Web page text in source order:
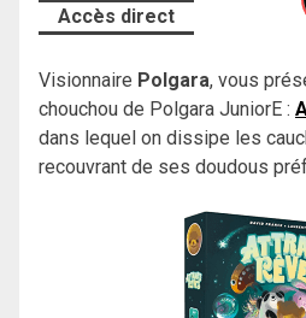
Accès direct
Visionnaire Polgara, vous
chouchou de Polgara JuniorE :
dans lequel on dissipe les
recouvrant de ses doudous